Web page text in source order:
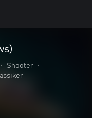
• Shooter
•